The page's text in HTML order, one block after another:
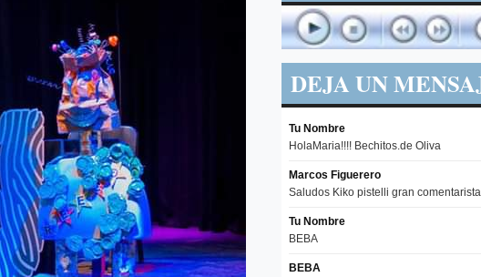
DEJA UN